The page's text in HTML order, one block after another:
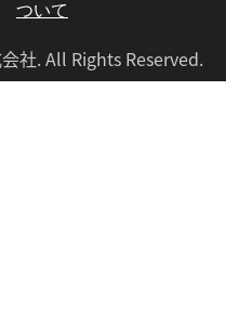
ついて
社. All Rights Reserved.